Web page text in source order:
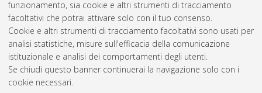
funzionamento, sia cookie e altri strumenti di tracciamento
facoltativi che potrai attivare solo con il tuo consenso.
Cookie e altri strumenti di tracciamento facoltativi sono usati per
analisi statistiche, misure sull'efficacia della comunicazione
istituzionale e analisi dei comportamenti degli utenti.
Se chiudi questo banner continuerai la navigazione solo con i
cookie necessari.
naturali, 23 Ciclo. DOI 10.6092/unibo/amsdottorato/3532.
Questa lista e' stata generata ilSat Aug 8 20:32:28 2026
Atom